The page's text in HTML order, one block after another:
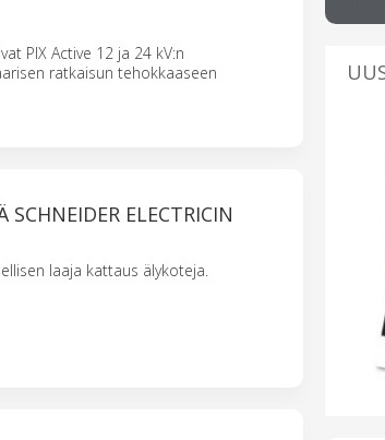
PIX Active 12 ja 24 kV:n
ratkaisun tehokkaaseen
ELECTRICIN
laaja kattaus älykoteja.